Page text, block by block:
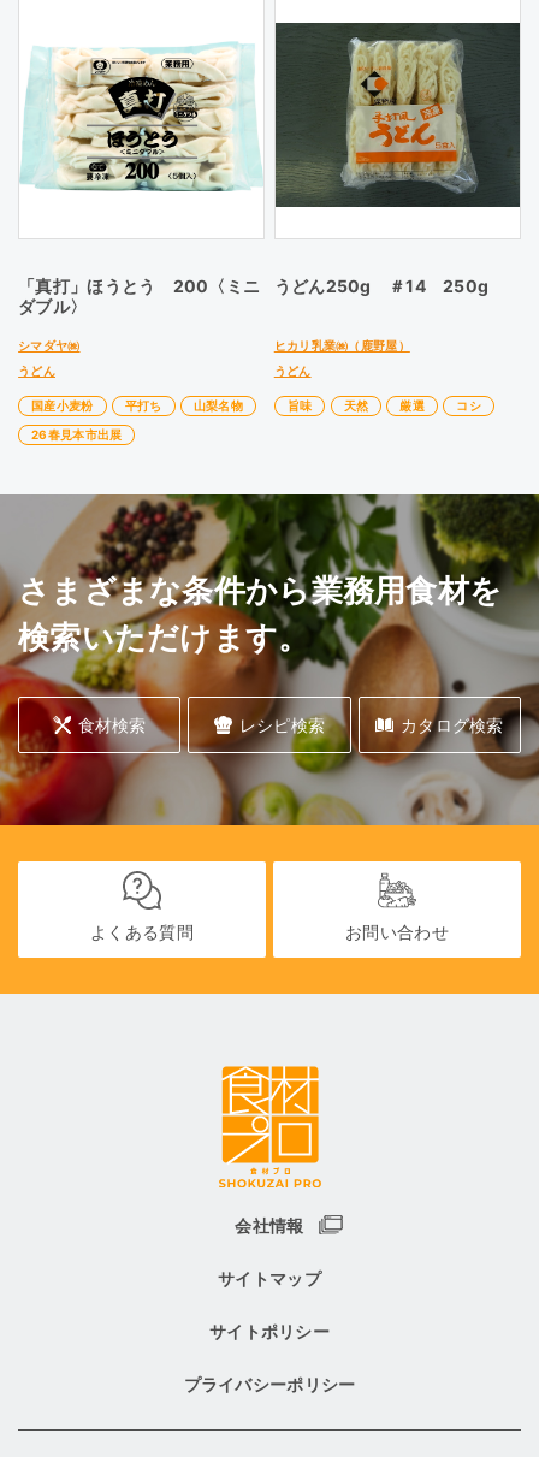
「真打」ほうとう 200〈ミニ
ダブル〉
シマダヤ㈱
うどん
国産小麦粉 平打ち
山梨名物
26春見本市出展
うどん250g ＃14 250g
ヒカリ乳業㈱（鹿野屋）
うどん
旨味 天然 厳選 コシ
さまざまな条件から業務用食材を
検索いただけます。
食材検索 レシピ検索 カタログ検索
よくある質問 お問い合わせ
会社情報
サイトマップ
サイトポリシー
プライバシーポリシー